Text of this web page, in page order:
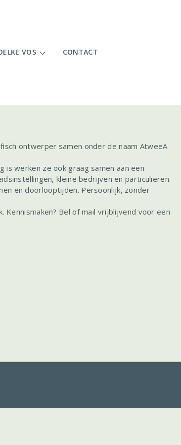
VOS CONTACT
ontwerper samen onder de naam AtweeA
is werken ze ook graag samen aan een
kleine bedrijven en particulieren.
en doorlooptijden. Persoonlijk, zonder
Kennismaken? Bel of mail vrijblijvend voor een